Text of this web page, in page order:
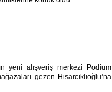
yeni alışveriş merkezi Podium
gezen Hisarcıklıoğlu’na